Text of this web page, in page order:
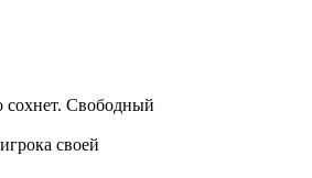
сохнет. Свободный
своей